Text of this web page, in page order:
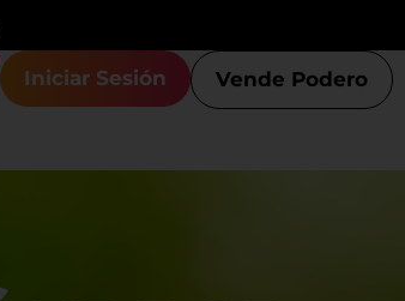
Iniciar Sesión Vende Podero